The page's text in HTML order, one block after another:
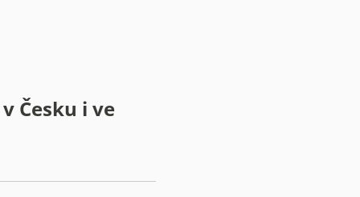
Česku i ve